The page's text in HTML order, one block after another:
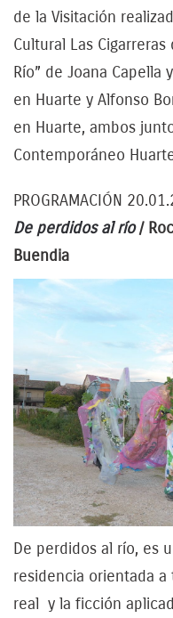
de la Visitación
Cultural Las
Río” de Joana Capella
en Huarte y Alfonso
en Huarte, ambos
Contemporáneo
PROGRAMACIÓN
De perdidos al río/
Buendia
De perdidos al río, es
residencia orientada
real y la ficción